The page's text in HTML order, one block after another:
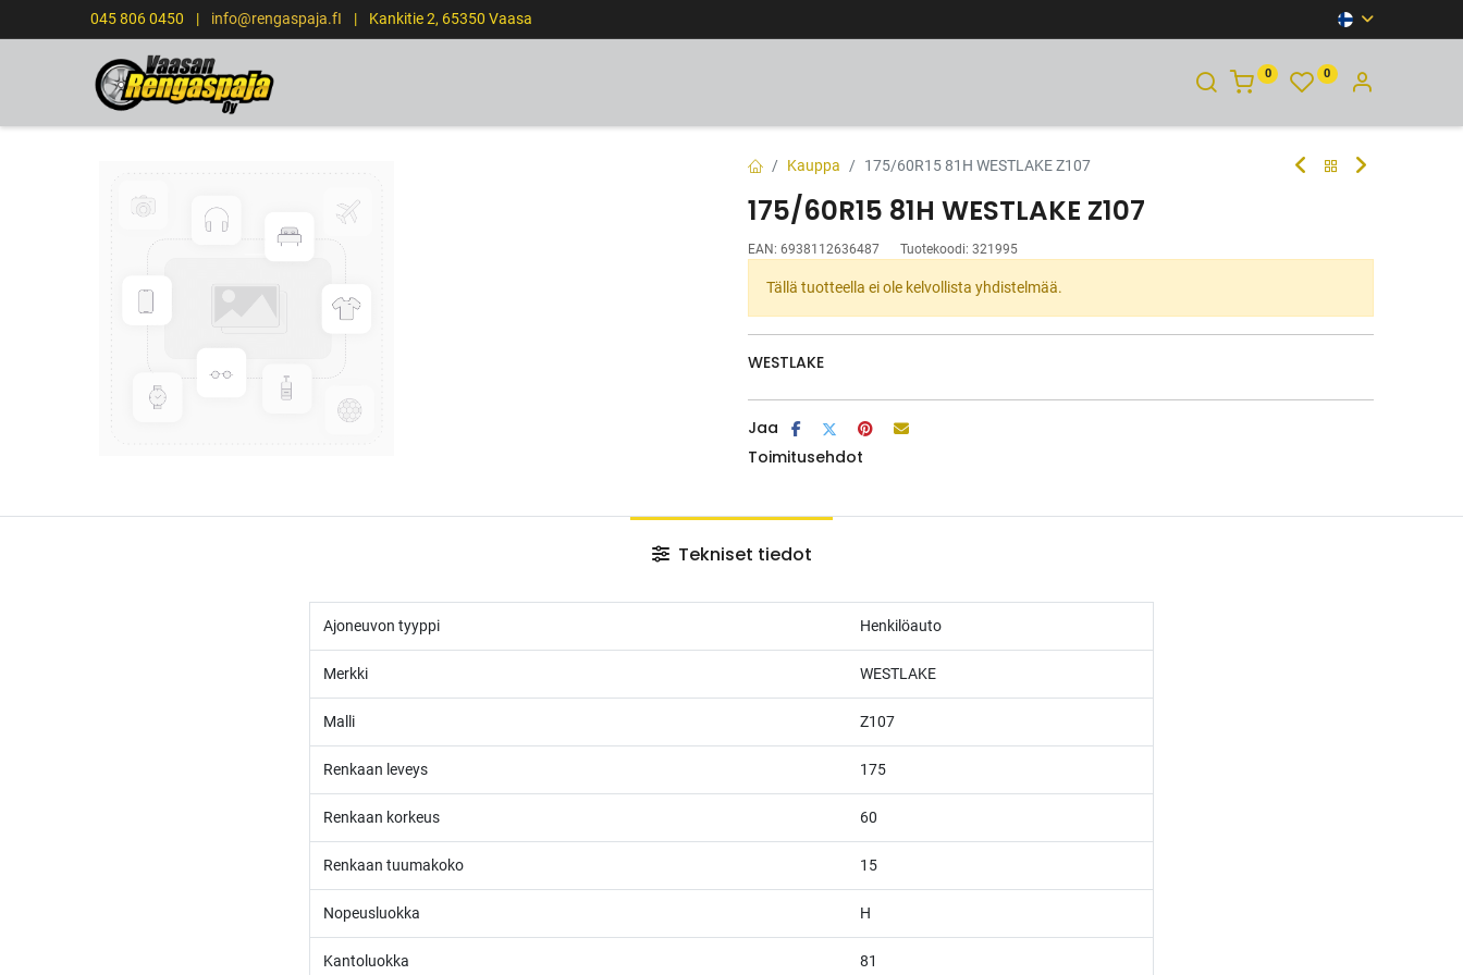
045 806 0450 | info@rengaspaja.fI | Kankitie 2, 65350 Vaasa
0 0
Kauppa 175/60R15 81H WESTLAKE Z107
175/60R15 81H WESTLAKE Z107
EAN: 6938112636487 Tuotekoodi: 321995
Tällä tuotteella ei ole kelvollista yhdistelmää.
WESTLAKE
Jaa
Toimitusehdot
Tekniset tiedot
Ajoneuvon tyyppi Henkilöauto
Merkki WESTLAKE
Malli Z107
Renkaan leveys 175
Renkaan korkeus 60
Renkaan tuumakoko 15
Nopeusluokka H
Kantoluokka 81